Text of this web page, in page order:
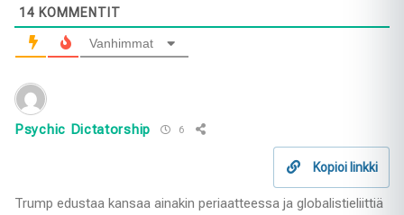
14 KOMMENTIT
Vanhimmat
Psychic Dictatorship 6
Kopioi linkki
Trump edustaa kansaa ainakin periaatteessa ja globalistieliittiä